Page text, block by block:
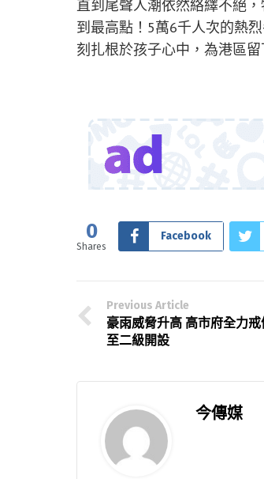
直到尾聲人潮依然絡繹不絕
到最高點！5萬6千人次的熱
刻扎根於孩子心中，為港區
0
Shares
Facebook
Previous Article
豪雨威脅升高 高市府全力
至二級開設
今傳媒